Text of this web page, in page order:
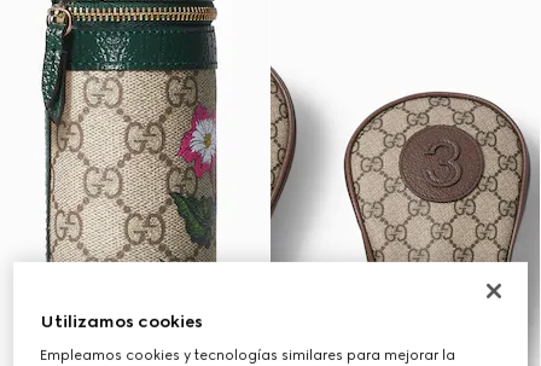
Utilizamos cookies
Empleamos cookies y tecnologías similares para mejorar la